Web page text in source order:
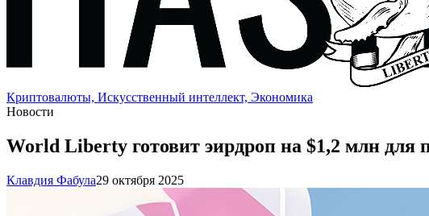
Криптовалюты, Искусственный интеллект, Экономика
Новости
World Liberty готовит эирдроп на $1,2 млн для
Клавдия Фабула29 октября 2025